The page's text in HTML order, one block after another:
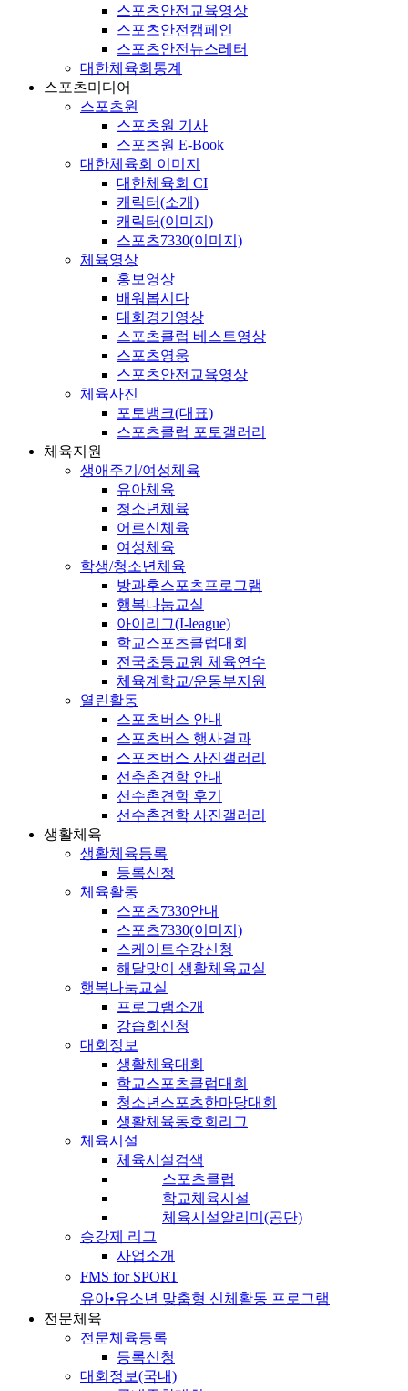
스포츠안전교육영상
스포츠안전캠페인
스포츠안전뉴스레터
대한체육회통계
스포츠미디어
스포츠원
스포츠원 기사
스포츠원 E-Book
대한체육회 이미지
대한체육회 CI
캐릭터(소개)
캐릭터(이미지)
스포츠7330(이미지)
체육영상
홍보영상
배워봅시다
대회경기영상
스포츠클럽 베스트영상
스포츠영웅
스포츠안전교육영상
체육사진
포토뱅크(대표)
스포츠클럽 포토갤러리
체육지원
생애주기/여성체육
유아체육
청소년체육
어르신체육
여성체육
학생/청소년체육
방과후스포츠프로그램
행복나눔교실
아이리그(I-league)
학교스포츠클럽대회
전국초등교원 체육연수
체육계학교/운동부지원
열린활동
스포츠버스 안내
스포츠버스 행사결과
스포츠버스 사진갤러리
선추촌견학 안내
선수촌견학 후기
선수촌견학 사진갤러리
생활체육
생활체육등록
등록신청
체육활동
스포츠7330안내
스포츠7330(이미지)
스케이트수강신청
해달맞이 생활체육교실
행복나눔교실
프로그램소개
강습회신청
대회정보
생활체육대회
학교스포츠클럽대회
청소년스포츠한마당대회
생활체육동호회리그
체육시설
체육시설검색
스포츠클럽
학교체육시설
체육시설알리미(공단)
승강제 리그
사업소개
FMS for SPORT
유아•유소년 맞춤형 신체활동 프로그램
전문체육
전문체육등록
등록신청
대회정보(국내)